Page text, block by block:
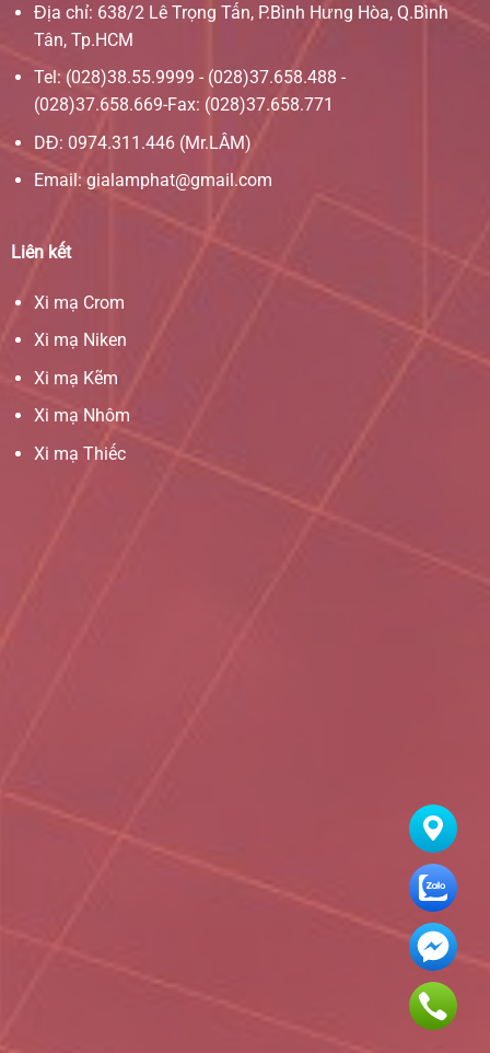
Địa chỉ: 638/2 Lê Trọng Tấn, P.Bình Hưng Hòa, Q.Bình
Tân, Tp.HCM
Tel: (028)38.55.9999 - (028)37.658.488 -
(028)37.658.669-Fax: (028)37.658.771
DĐ: 0974.311.446 (Mr.LÂM)
Email: gialamphat@gmail.com
Liên kết
Xi mạ Crom
Xi mạ Niken
Xi mạ Kẽm
Xi mạ Nhôm
Xi mạ Thiếc